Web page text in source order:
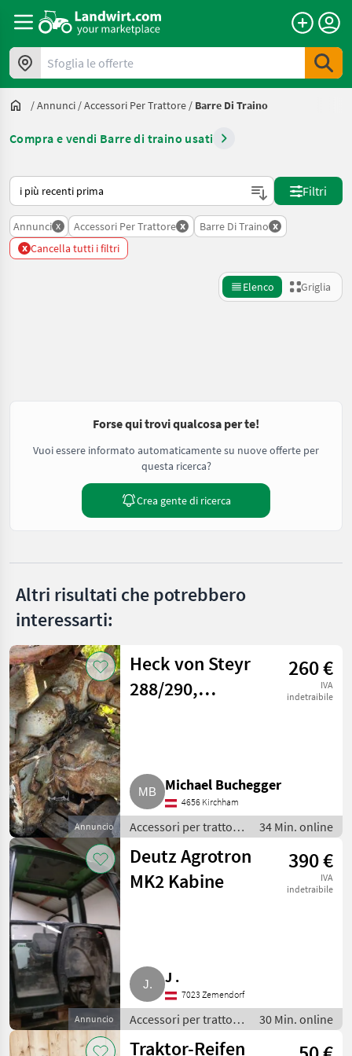
Sfoglia le offerte
/Annunci /Accessori Per Trattore / Barre Di Traino
Compra e vendi Barre di traino usati
Ecco come viene ordinato su Landwirt.com
Filtri
Annunci x Accessori Per Trattore x Barre Di Traino x
x Cancella tutti i filtri
Elenco Griglia
Forse qui trovi qualcosa per te!
Vuoi essere informato automaticamente su nuove offerte per
questa ricerca?
Crea gente di ricerca
Altri risultati che potrebbero
interessarti:
Annuncio
Heck von Steyr
288/290,
260 €
IVA
indetraibile
Michael Buchegger
4656 Kirchham
Accessori per trattore
/ Altri accessori per
trattore
34 Min. online
Annuncio
Deutz Agrotron
MK2 Kabine
390 €
IVA
indetraibile
J .
7023 Zemendorf
Accessori per trattore
/ Cabine per trattore
30 Min. online
Traktor-Reifen